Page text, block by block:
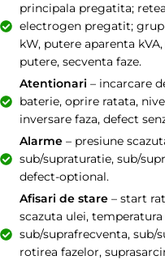
principala pregatita;
electrogen pregatit;
kW, putere aparenta
putere, secventa faze.
Atentionari – incarcare
baterie, oprire ratata,
inversare faza, defect
Alarme– presiune
sub/supraturatie, sub/
defect-optional.
Afisari de stare– start
scazuta ulei,
sub/suprafrecventa, sub/
rotirea fazelor,